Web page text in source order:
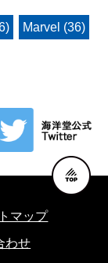
Marvel (36)
マップ
わせ